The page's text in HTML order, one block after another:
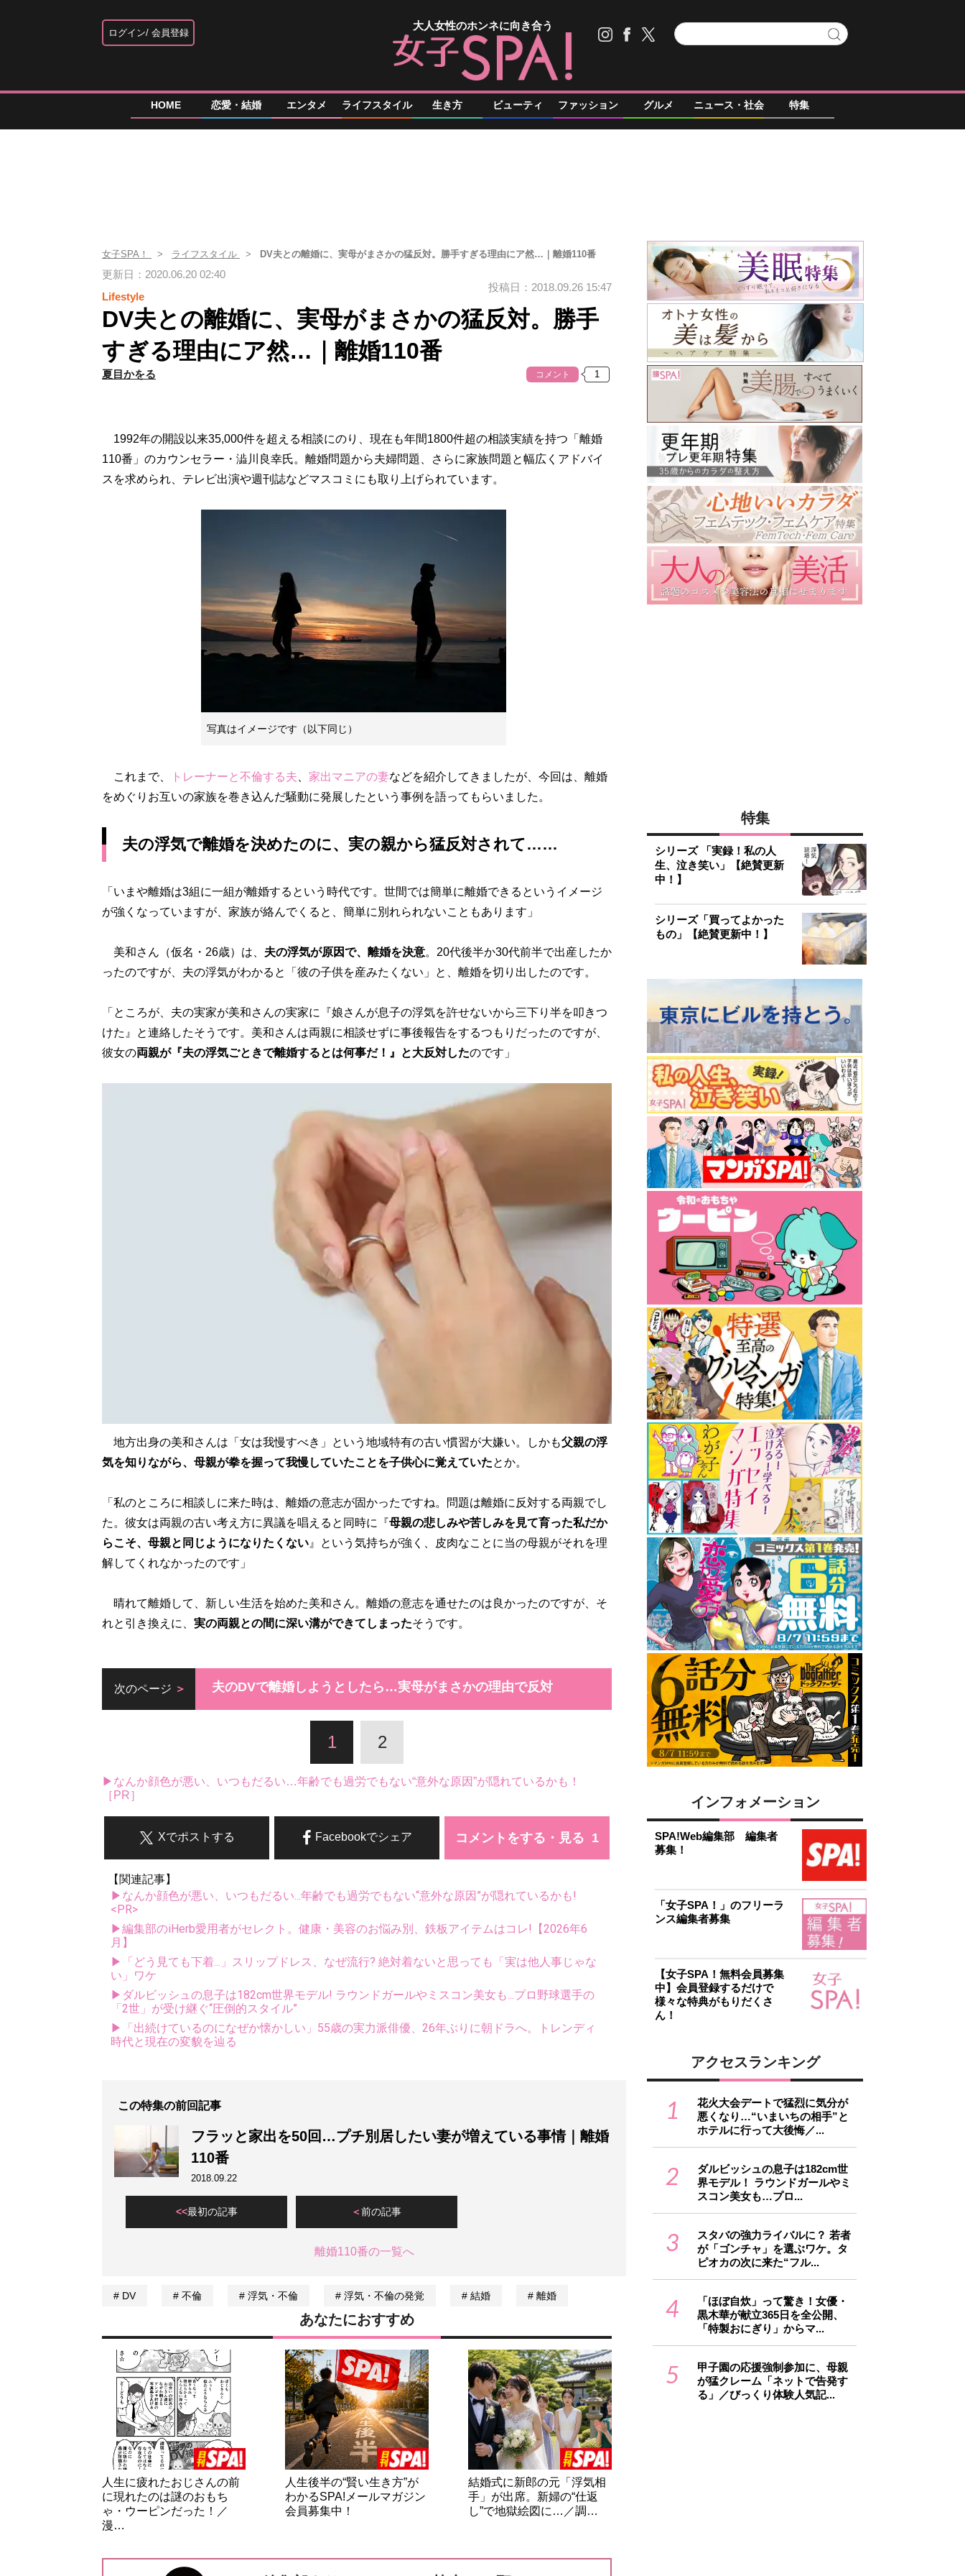
ログイン 会員登録
大人女性のホンネに向き合う
HOME 恋愛・結婚 エンタメ ライフスタイル 生き方 ビューティ ファッション グルメ ニュース・社会 特集
女子SPA！ ライフスタイル DV夫との離婚に、実母がまさかの猛反対。勝手すぎる理由にア然…｜離婚110番
更新日：2020.06.20 02:40
Lifestyle
投稿日：2018.09.26 15:47
DV夫との離婚に、実母がまさかの猛反対。勝手
すぎる理由にア然…｜離婚110番
夏目かをる コメント
1992年の開設以来35,000件を超える相談にのり、現在も年間1800件超の相談実績を持つ「離婚
110番」のカウンセラー・澁川良幸氏。離婚問題から夫婦問題、さらに家族問題と幅広くアドバイ
スを求められ、テレビ出演や週刊誌などマスコミにも取り上げられています。
写真はイメージです（以下同じ）
これまで、 トレーナーと不倫する夫 家出マニアの妻などを紹介してきましたが、今回は、離婚
をめぐりお互いの家族を巻き込んだ騒動に発展したという事例を語ってもらいました。
夫の浮気で離婚を決めたのに、実の親から猛反対されて……
「いまや離婚は3組に一組が離婚するという時代です。世間では簡単に離婚できるというイメージ
が強くなっていますが、家族が絡んでくると、簡単に別れられないこともあります」
美和さん（仮名・26歳）は、 夫の浮気が原因で、離婚を決意。20代後半か30代前半で出産したか
ったのですが、夫の浮気がわかると「彼の子供を産みたくない」と、離婚を切り出したのです。
「ところが、夫の実家が美和さんの実家に『娘さんが息子の浮気を許せないから三下り半を叩きつ
けた』と連絡したそうです。美和さんは両親に相談せずに事後報告をするつもりだったのですが、
彼女の両親が『夫の浮気ごときで離婚するとは何事だ！』と大反対したのです」
地方出身の美和さんは「女は我慢すべき」という地域特有の古い慣習が大嫌い。しかも父親の浮
気を知りながら、母親が拳を握って我慢していたことを子供心に覚えていたとか。
「私のところに相談しに来た時は、離婚の意志が固かったですね。問題は離婚に反対する両親でし
た。彼女は両親の古い考え方に異議を唱えると同時に『母親の悲しみや苦しみを見て育った私だか
らこそ、母親と同じようになりたくない 』という気持ちが強く、皮肉なことに当の母親がそれを理
解してくれなかったのです」
晴れて離婚して、新しい生活を始めた美和さん。離婚の意志を通せたのは良かったのですが、そ
れと引き換えに、 実の両親との間に深い溝ができてしまったそうです。
次のページ 夫のDVで離婚しようとしたら…実母がまさかの理由で反対
1 2
▶なんか顔色が悪い、いつもだるい…年齢でも過労でもない“意外な原因”が隠れているかも！
［PR］
コメントをする・見る
Facebookでシェア
Xでポストする
【関連記事】
▶なんか顔色が悪い、いつもだるい...年齢でも過労でもない“意外な原因”が隠れているかも!
<PR>
▶編集部のiHerb愛用者がセレクト。健康・美容のお悩み別、鉄板アイテムはコレ!【2026年6
月】
▶「どう見ても下着...」スリップドレス、なぜ流行? 絶対着ないと思っても「実は他人事じゃな
い」ワケ
▶ダルビッシュの息子は182cm世界モデル! ラウンドガールやミスコン美女も...プロ野球選手の
「2世」が受け継ぐ“圧倒的スタイル”
▶「出続けているのになぜか懐かしい」55歳の実力派俳優、26年ぶりに朝ドラへ。トレンディ
時代と現在の変貌を辿る
この特集の前回記事
フラッと家出を50回…プチ別居したい妻が増えている事情｜離婚
110番
2018.09.22
最初の記事 前の記事
離婚110番の一覧へ
DV 不倫 浮気・不倫 浮気・不倫の発覚 結婚 離婚
あなたにおすすめ
人生に疲れたおじさんの前
に現れたのは謎のおもち
ゃ・ウーピンだった！／
漫…
人生後半の“賢い生き方”が
わかるSPA!メールマガジン
会員募集中！
結婚式に新郎の元「浮気相
手」が出席。新婦の“仕返
し”で地獄絵図に…／調…
特集
シリーズ 「実録！私の人
生、泣き笑い」【絶賛更新
中！】
シリーズ「買ってよかった
もの」【絶賛更新中！】
インフォメーション
SPA!Web編集部 編集者
募集！
「女子SPA！」のフリーラ
ンス編集者募集
【女子SPA！無料会員募集
中】会員登録するだけで
様々な特典がもりだくさ
ん！
アクセスランキング
1
花火大会デートで猛烈に気分が
悪くなり…“いまいちの相手”と
ホテルに行って大後悔／...
2
ダルビッシュの息子は182cm世
界モデル！ ラウンドガールやミ
スコン美女も…プロ...
3
スタバの強力ライバルに？ 若者
が「ゴンチャ」を選ぶワケ。タ
ピオカの次に来た“フル...
4
「ほぼ自炊」って驚き！女優・
黒木華が献立365日を全公開、
「特製おにぎり」からマ...
5
甲子園の応援強制参加に、母親
が猛クレーム「ネットで告発す
る」／びっくり体験人気記...